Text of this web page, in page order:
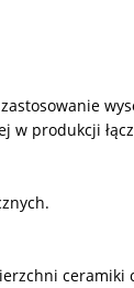
w produkcji
ceramiki